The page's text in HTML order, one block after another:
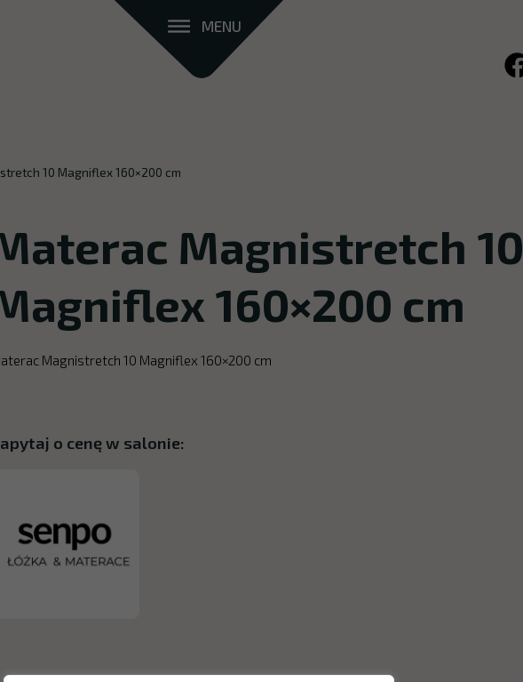
MENU
10 Magniflex 160×200 cm
Magnistretch 10
160×200 cm
Magnistretch 10 Magniflex 160×200 cm
o cenę w salonie: